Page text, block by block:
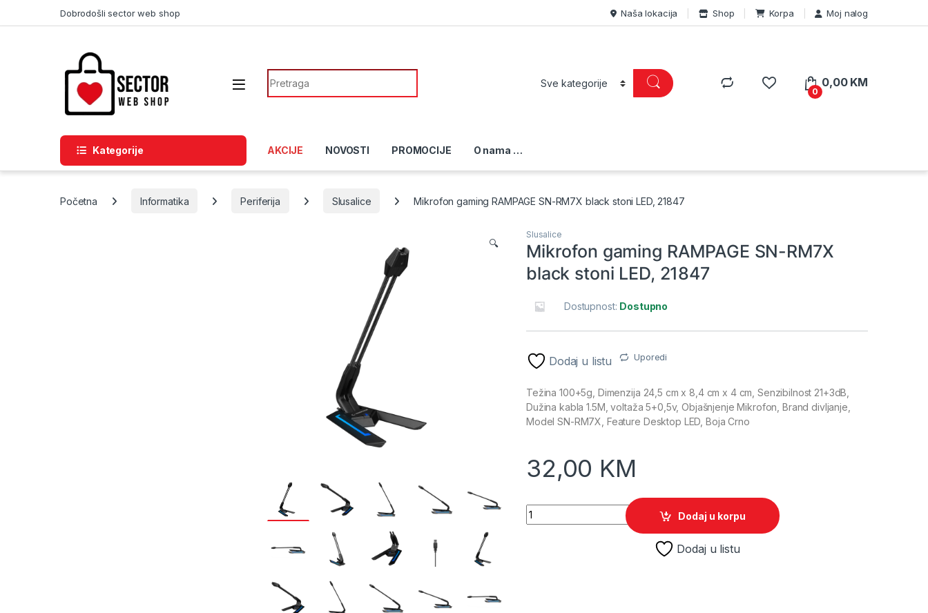
Dobrodošli sector web shop Naša lokacija Shop Korpa Moj nalog
Search for:
0
0,00 KM
Kategorije AKCIJE NOVOSTI PROMOCIJE O nama …
Početna Informatika Periferija Slusalice Mikrofon gaming RAMPAGE SN-RM7X black stoni LED, 21847
🔍
Slusalice
Mikrofon gaming RAMPAGE SN-RM7X
black stoni LED, 21847
Dostupnost: Dostupno
Dodaj u listu Uporedi
Težina 100+5g, Dimenzija 24,5 cm x 8,4 cm x 4 cm, Senzibilnost 21+3dB,
Dužina kabla 1.5M, voltaža 5+0,5v, Objašnjenje Mikrofon, Brand divljanje,
Model SN-RM7X, Feature Desktop LED, Boja Crno
32,00 KM
Mikrofon gaming RAMPAGE SN-RM7X black stoni LED, 21847 quantity
Dodaj u korpu
Dodaj u listu